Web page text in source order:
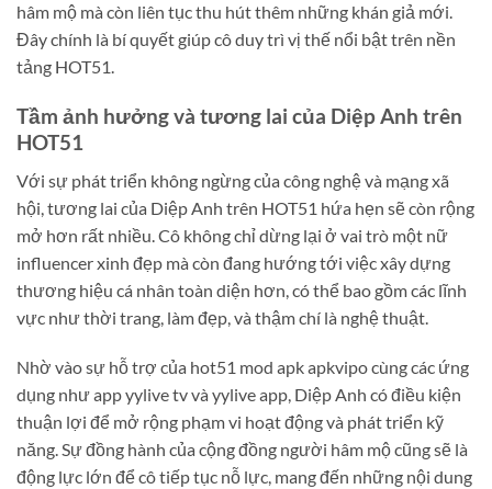
hâm mộ mà còn liên tục thu hút thêm những khán giả mới.
Đây chính là bí quyết giúp cô duy trì vị thế nổi bật trên nền
tảng HOT51.
Tầm ảnh hưởng và tương lai của Diệp Anh trên
HOT51
Với sự phát triển không ngừng của công nghệ và mạng xã
hội, tương lai của Diệp Anh trên HOT51 hứa hẹn sẽ còn rộng
mở hơn rất nhiều. Cô không chỉ dừng lại ở vai trò một nữ
influencer xinh đẹp mà còn đang hướng tới việc xây dựng
thương hiệu cá nhân toàn diện hơn, có thể bao gồm các lĩnh
vực như thời trang, làm đẹp, và thậm chí là nghệ thuật.
Nhờ vào sự hỗ trợ của hot51 mod apk apkvipo cùng các ứng
dụng như app yylive tv và yylive app, Diệp Anh có điều kiện
thuận lợi để mở rộng phạm vi hoạt động và phát triển kỹ
năng. Sự đồng hành của cộng đồng người hâm mộ cũng sẽ là
động lực lớn để cô tiếp tục nỗ lực, mang đến những nội dung